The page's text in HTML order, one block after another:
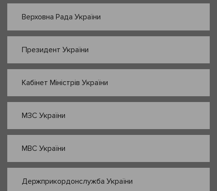
Верховна Рада України
Президент України
Кабінет Міністрів України
МЗС України
МВС України
Держприкордонслужба України